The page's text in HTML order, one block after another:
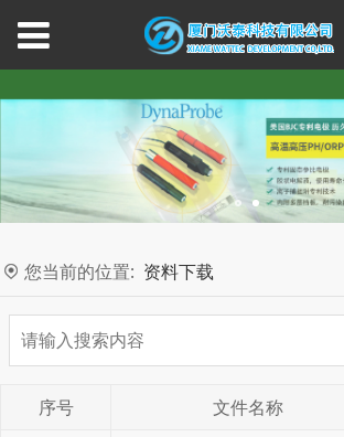
您当前的位置: 资料下载
序号 文件名称